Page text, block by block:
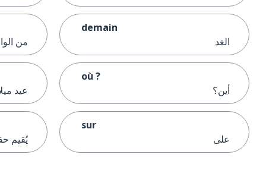
demain
الغد
où ?
أين؟
sur
على
من
عيد
يُقيم